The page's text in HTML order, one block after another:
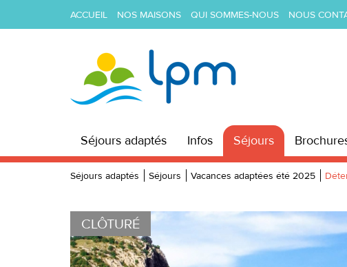
ACCUEIL NOS MAISONS QUI SOMMES-NOUS NOUS
Séjours adaptés Infos Séjours
Séjours adaptés Séjours Vacances adaptées été 2025
CLÔTURÉ
Précédente